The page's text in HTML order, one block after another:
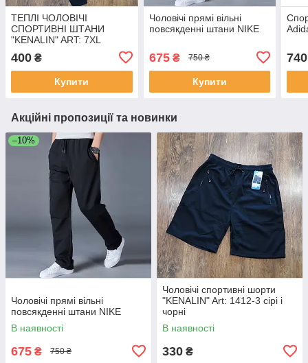
ТЕПЛІ ЧОЛОВІЧІ
СПОРТИВНІ ШТАНИ
"KENALIN" ART: 7XL
400 ₴
Купити
Чоловічі прямі вільні
повсякденні штани NIKE
675₴ 750 ₴
Купити
740
Акційні пропозиції та новинки
–10%
Чоловічі прямі вільні
повсякденні штани NIKE
В наявності
675 ₴ 750 ₴
Чоловічі спортивні шорти
"KENALIN" Art: 1412-3 сірі і
чорні
В наявності
330 ₴